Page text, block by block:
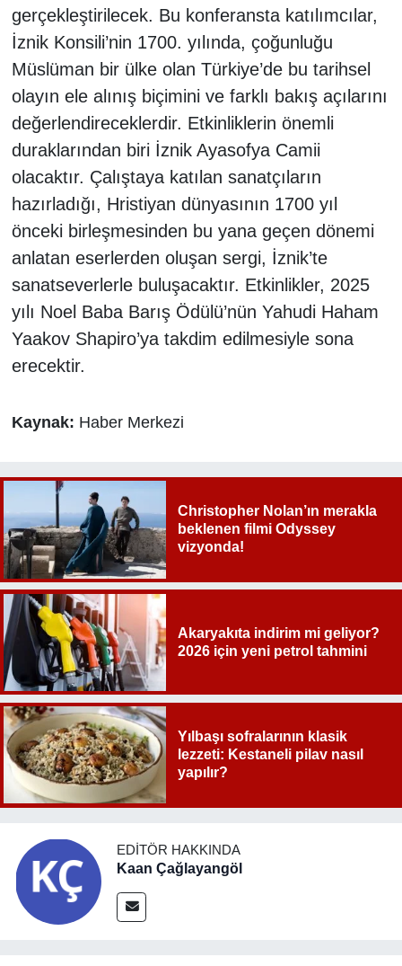
gerçekleştirilecek. Bu konferansta katılımcılar,
İznik Konsili’nin 1700. yılında, çoğunluğu
Müslüman bir ülke olan Türkiye’de bu tarihsel
olayın ele alınış biçimini ve farklı bakış açılarını
değerlendireceklerdir. Etkinliklerin önemli
duraklarından biri İznik Ayasofya Camii
olacaktır. Çalıştaya katılan sanatçıların
hazırladığı, Hristiyan dünyasının 1700 yıl
önceki birleşmesinden bu yana geçen dönemi
anlatan eserlerden oluşan sergi, İznik’te
sanatseverlerle buluşacaktır. Etkinlikler, 2025
yılı Noel Baba Barış Ödülü’nün Yahudi Haham
Yaakov Shapiro’ya takdim edilmesiyle sona
erecektir.
Kaynak: Haber Merkezi
Christopher Nolan’ın merakla
beklenen filmi Odyssey
vizyonda!
Akaryakıta indirim mi geliyor?
2026 için yeni petrol tahmini
Yılbaşı sofralarının klasik
lezzeti: Kestaneli pilav nasıl
yapılır?
EDITÖR HAKKINDA
Kaan Çağlayangöl